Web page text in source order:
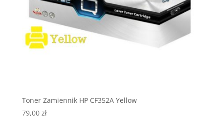
Toner Zamiennik HP CF352A Yellow
79,00 zł